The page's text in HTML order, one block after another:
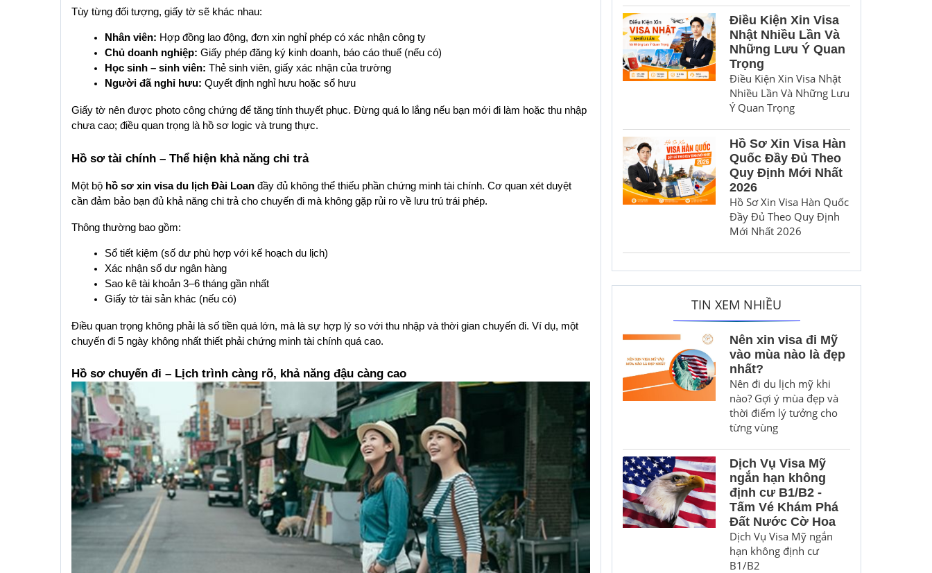
Tùy từng đối tượng, giấy tờ sẽ khác nhau:
Nhân viên: Hợp đồng lao động, đơn xin nghỉ phép có xác nhận công ty
Chủ doanh nghiệp: Giấy phép đăng ký kinh doanh, báo cáo thuế (nếu có)
Học sinh – sinh viên: Thẻ sinh viên, giấy xác nhận của trường
Người đã nghỉ hưu: Quyết định nghỉ hưu hoặc sổ hưu
Giấy tờ nên được photo công chứng để tăng tính thuyết phục. Đừng quá lo lắng nếu bạn mới đi làm hoặc thu nhập
chưa cao; điều quan trọng là hồ sơ logic và trung thực.
Hồ sơ tài chính – Thể hiện khả năng chi trả
Một bộ hồ sơ xin visa du lịch Đài Loan đầy đủ không thể thiếu phần chứng minh tài chính. Cơ quan xét duyệt
cần đảm bảo bạn đủ khả năng chi trả cho chuyến đi mà không gặp rủi ro về lưu trú trái phép.
Thông thường bao gồm:
Sổ tiết kiệm (số dư phù hợp với kế hoạch du lịch)
Xác nhận số dư ngân hàng
Sao kê tài khoản 3–6 tháng gần nhất
Giấy tờ tài sản khác (nếu có)
Điều quan trọng không phải là số tiền quá lớn, mà là sự hợp lý so với thu nhập và thời gian chuyến đi. Ví dụ, một
chuyến đi 5 ngày không nhất thiết phải chứng minh tài chính quá cao.
Hồ sơ chuyến đi – Lịch trình càng rõ, khả năng đậu càng cao
Điều Kiện Xin Visa
Nhật Nhiều Lần Và
Những Lưu Ý Quan
Trọng
Điều Kiện Xin Visa Nhật
Nhiều Lần Và Những Lưu
Ý Quan Trọng
Hồ Sơ Xin Visa Hàn
Quốc Đầy Đủ Theo
Quy Định Mới Nhất
2026
Hồ Sơ Xin Visa Hàn Quốc
Đầy Đủ Theo Quy Định
Mới Nhất 2026
TIN XEM NHIỀU
Nên xin visa đi Mỹ
vào mùa nào là đẹp
nhất?
Nên đi du lịch mỹ khi
nào? Gợi ý mùa đẹp và
thời điểm lý tưởng cho
từng vùng
Dịch Vụ Visa Mỹ
ngắn hạn không
định cư B1/B2 -
Tấm Vé Khám Phá
Đất Nước Cờ Hoa
Dịch Vụ Visa Mỹ ngắn
hạn không định cư
B1/B2